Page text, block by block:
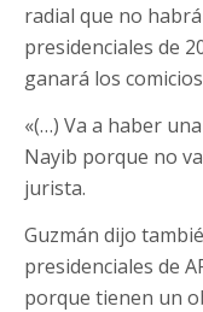
radial que no
presidenciales de
ganará los
«(…) Va a haber
Nayib porque no
jurista.
Guzmán dijo
presidenciales de
porque tienen un